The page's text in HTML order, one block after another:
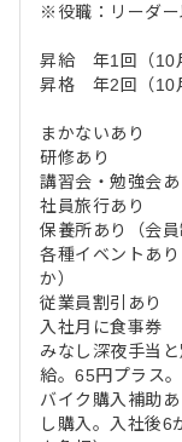
※役職：リーダ
昇給 年1回（10
昇格 年2回（10
まかないあり
研修あり
講習会・勉強会あ
社員旅行あり
保養所あり（会
各種イベントあ
か）
従業員割引あり
入社月に食事券
みなし深夜手当
給。65円プラス。
バイク購入補助
し購入。入社後6